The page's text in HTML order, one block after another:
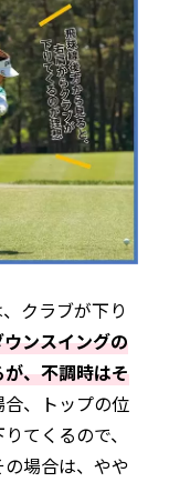
クラブが下り
ンスイングの
、不調時はそ
合、トップの位
てくるので、
場合は、やや